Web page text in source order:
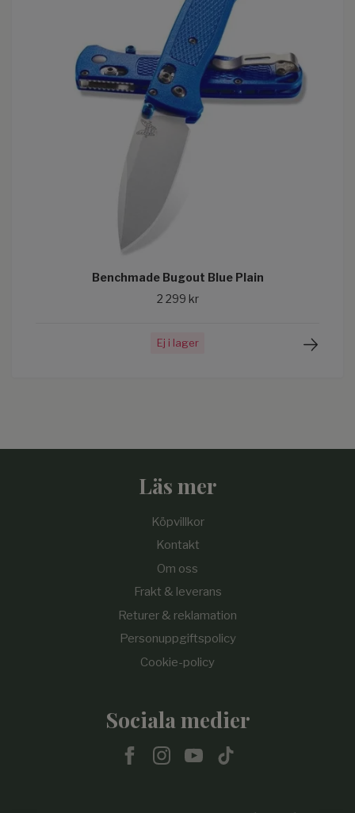
Benchmade Bugout Blue Plain
2 299 kr
Ej i lager
Läs mer
Köpvillkor
Kontakt
Om oss
Frakt & leverans
Returer & reklamation
Personuppgiftspolicy
Cookie-policy
Sociala medier